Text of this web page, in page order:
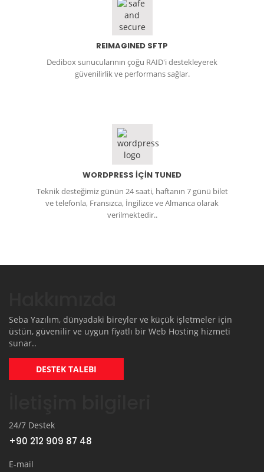
REIMAGINED SFTP
Dedibox sunucularının çoğu RAID'i destekleyerek
güvenilirlik ve performans sağlar.
WORDPRESS İÇİN TUNED
Teknik desteğimiz günün 24 saati, haftanın 7 günü bilet
ve telefonla, Fransızca, İngilizce ve Almanca olarak
verilmektedir..
Seba Yazılım, dünyadaki bireyler ve küçük işletmeler için
üstün, güvenilir ve uygun fiyatlı bir Web Hosting hizmeti
sunar..
DESTEK TALEBI
24/7 Destek
+90 212 909 87 48
E-mail